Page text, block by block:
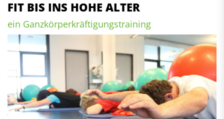
FIT BIS INS HOHE ALTER
ein Ganzkörperkräftigungstraining